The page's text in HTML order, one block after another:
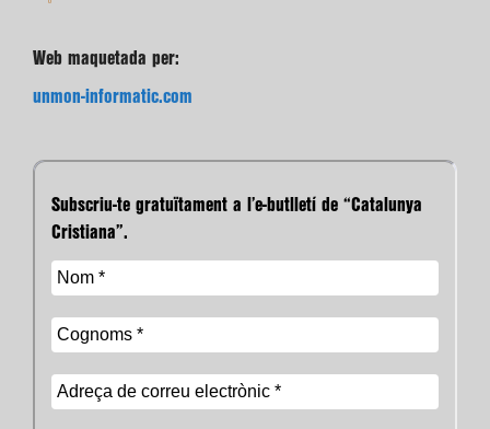
Web maquetada per:
unmon-informatic.com
Subscriu-te gratuïtament a l’e-butlletí de “Catalunya
Cristiana”.